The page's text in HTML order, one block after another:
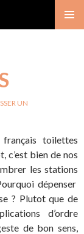
UN
toilettes
c’est bien de nos
les stations
dépenser
? Plutot que de
d’ordre
de bon sens,